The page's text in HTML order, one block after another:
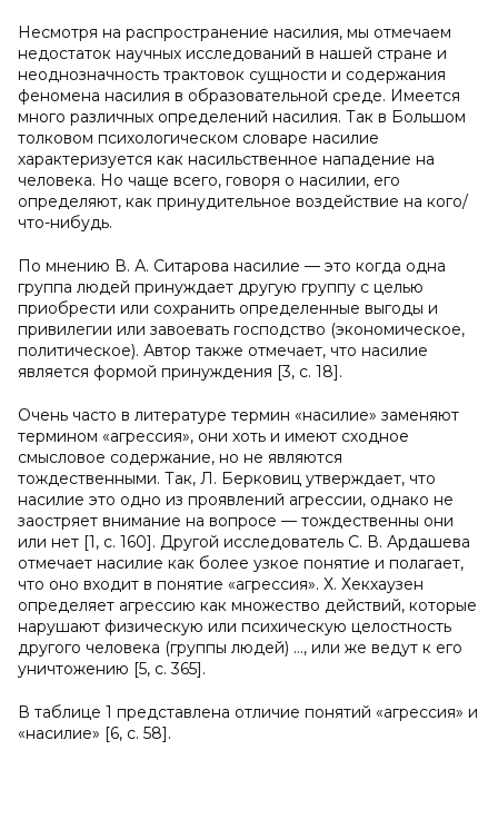
Несмотря на распространение насилия, мы отмечаем
недостаток научных исследований в нашей стране и
неоднозначность трактовок сущности и содержания
феномена насилия в образовательной среде. Имеется
много различных определений насилия. Так в Большом
толковом психологическом словаре насилие
характеризуется как насильственное нападение на
человека. Но чаще всего, говоря о насилии, его
определяют, как принудительное воздействие на кого/
что-нибудь.
По мнению В. А. Ситарова насилие — это когда одна
группа людей принуждает другую группу с целью
приобрести или сохранить определенные выгоды и
привилегии или завоевать господство (экономическое,
политическое). Автор также отмечает, что насилие
является формой принуждения [3, с. 18].
Очень часто в литературе термин «насилие» заменяют
термином «агрессия», они хоть и имеют сходное
смысловое содержание, но не являются
тождественными. Так, Л. Берковиц утверждает, что
насилие это одно из проявлений агрессии, однако не
заостряет внимание на вопросе — тождественны они
или нет [1, с. 160]. Другой исследователь С. В. Ардашева
отмечает насилие как более узкое понятие и полагает,
что оно входит в понятие «агрессия». Х. Хекхаузен
определяет агрессию как множество действий, которые
нарушают физическую или психическую целостность
другого человека (группы людей) …, или же ведут к его
уничтожению [5, с. 365].
В таблице 1 представлена отличие понятий «агрессия» и
«насилие» [6, с. 58].